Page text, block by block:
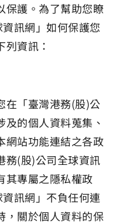
保護。為了幫助您瞭
訊網」如何保護您
列資訊：
在「臺灣港務(股)公
的個人資料蒐集、
網站功能連結之各政
務(股)公司全球資訊
其專屬之隱私權政
訊網」不負任何連
，關於個人資料的保